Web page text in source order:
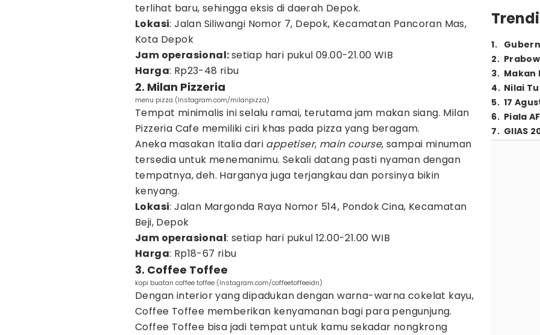
terlihat baru, sehingga eksis di daerah Depok.
Lokasi: Jalan Siliwangi Nomor 7, Depok, Kecamatan Pancoran Mas,
Kota Depok
Jam operasional:setiap hari pukul 09.00-21.00 WIB
Harga: Rp23-48 ribu
2. Milan Pizzeria
menu pizza (Instagram.com/milanpizza)
Tempat minimalis ini selalu ramai, terutama jam makan siang. Milan
Pizzeria Cafe memiliki ciri khas pada pizza yang beragam.
Aneka masakan Italia dari appetiser, main course, sampai minuman
tersedia untuk menemanimu. Sekali datang pasti nyaman dengan
tempatnya, deh. Harganya juga terjangkau dan porsinya bikin
kenyang.
Lokasi: Jalan Margonda Raya Nomor 514, Pondok Cina, Kecamatan
Beji, Depok
Jam operasional: setiap hari pukul 12.00-21.00 WIB
Harga: Rp18-67 ribu
3. Coffee Toffee
kopi buatan coffee toffee (Instagram.com/coffeetoffeeidn)
Dengan interior yang dipadukan dengan warna-warna cokelat kayu,
Coffee Toffee memberikan kenyamanan bagi para pengunjung.
Coffee Toffee bisa jadi tempat untuk kamu sekadar nongkrong
1.
2.
3. Makan
4. Nilai
5. 17
6. Piala
7. GIIAS